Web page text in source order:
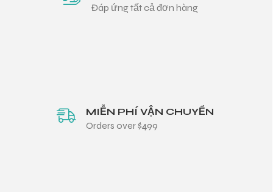
Đáp ứng tất cả đơn hàng
MIỄN PHÍ VẬN CHUYỂN
Orders over $499